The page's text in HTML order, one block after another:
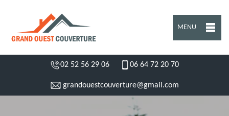
MENU
02 52 56 29 06 06 64 72 20 70
grandouestcouverture@gmail.com